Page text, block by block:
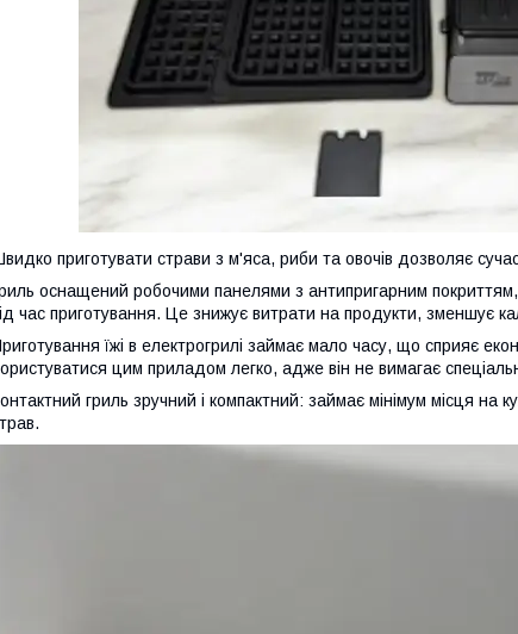
приготувати страви з м'яса, риби та овочів дозволяє
оснащений робочими панелями з антипригарним
час приготування. Це знижує витрати на продукти, зменшує
їжі в електрогрилі займає мало часу, що сприяє
цим приладом легко, адже він не вимагає
гриль зручний і компактний: займає мінімум місця на